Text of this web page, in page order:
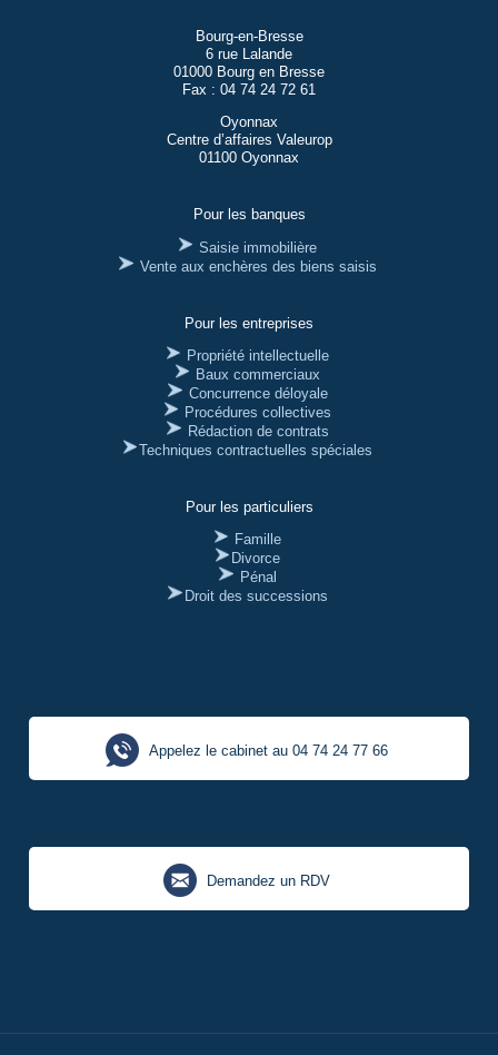
Bourg-en-Bresse
6 rue Lalande
01000 Bourg en Bresse
Fax : 04 74 24 72 61
Oyonnax
Centre d’affaires Valeurop
01100 Oyonnax
Pour les banques
Saisie immobilière
Vente aux enchères des biens saisis
Pour les entreprises
Propriété intellectuelle
Baux commerciaux
Concurrence déloyale
Procédures collectives
Rédaction de contrats
Techniques contractuelles spéciales
Pour les particuliers
Famille
Divorce
Pénal
Droit des successions
Appelez le cabinet au 04 74 24 77 66
Demandez un RDV